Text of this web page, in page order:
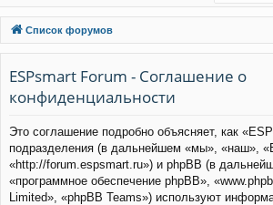
ы
лк
и
ру
м
ы
Список форумов
ESPsmart Forum - Соглашение о
конфиденциальности
Это соглашение подробно объясняет, как
подразделения (в дальнейшем «мы», «наш»,
«http://forum.espsmart.ru») и phpBB (в
«программное обеспечение phpBB»,
Limited», «phpBB Teams») используют